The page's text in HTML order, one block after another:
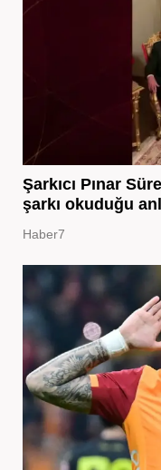
Şarkıcı Pınar
şarkı okuduğu
Haber7